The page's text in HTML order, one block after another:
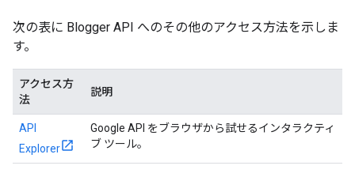
次の表に Blogger API へのその他のアクセス方法を示しま
す。
アクセス方
法
説明
API
Explorer
Google API をブラウザから試せるインタラクティ
ブ ツール。